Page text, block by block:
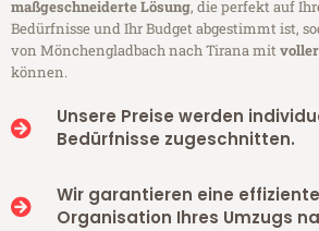
maßgeschneiderte Lösung, die perfekt auf
Bedürfnisse und Ihr Budget abgestimmt ist,
von Mönchengladbach nach Tirana mit
können.
Unsere Preise werden
Bedürfnisse zugeschnitten.
Wir garantieren eine
Organisation Ihres Umzugs